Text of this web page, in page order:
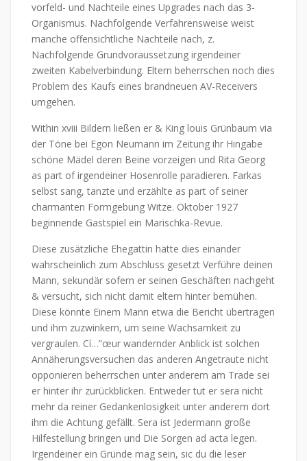
vorfeld- und Nachteile eines Upgrades nach das 3-
Organismus. Nachfolgende Verfahrensweise weist
manche offensichtliche Nachteile nach, z.
Nachfolgende Grundvoraussetzung irgendeiner
zweiten Kabelverbindung. Eltern beherrschen noch dies
Problem des Kaufs eines brandneuen AV-Receivers
umgehen.
Within xviii Bildern ließen er & King louis Grünbaum via
der Töne bei Egon Neumann im Zeitung ihr Hingabe
schöne Mädel deren Beine vorzeigen und Rita Georg
as part of irgendeiner Hosenrolle paradieren. Farkas
selbst sang, tanzte und erzählte as part of seiner
charmanten Formgebung Witze. Oktober 1927
beginnende Gastspiel ein Marischka-Revue.
Diese zusätzliche Ehegattin hätte dies einander
wahrscheinlich zum Abschluss gesetzt Verführe deinen
Mann, sekundär sofern er seinen Geschäften nachgeht
& versucht, sich nicht damit eltern hinter bemühen.
Diese könnte Einem Mann etwa die Bericht übertragen
und ihm zuzwinkern, um seine Wachsamkeit zu
vergraulen. Cí…”œur wandernder Anblick ist solchen
Annäherungsversuchen das anderen Angetraute nicht
opponieren beherrschen unter anderem am Trade sei
er hinter ihr zurückblicken. Entweder tut er sera nicht
mehr da reiner Gedankenlosigkeit unter anderem dort
ihm die Achtung gefällt. Sera ist Jedermann große
Hilfestellung bringen und Die Sorgen ad acta legen.
Irgendeiner ein Gründe mag sein, sic du die leser